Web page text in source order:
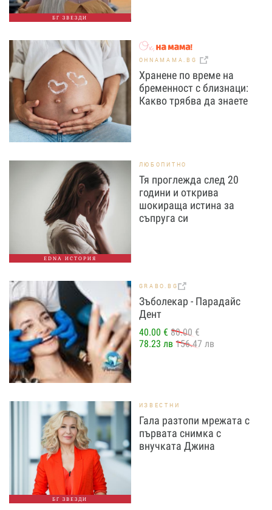
БГ ЗВЕЗДИ
OHNAMAMA.BG
Хранене по време на
бременност с близнаци:
Какво трябва да знаете
EDNA ИСТОРИЯ
ЛЮБОПИТНО
Тя проглежда след 20
години и открива
шокираща истина за
съпруга си
GRABO.BG
Зъболекар - Парадайс
Дент
40.00 € 80.00 €
78.23 лв 156.47 лв
БГ ЗВЕЗДИ
ИЗВЕСТНИ
Гала разтопи мрежата с
първата снимка с
внучката Джина